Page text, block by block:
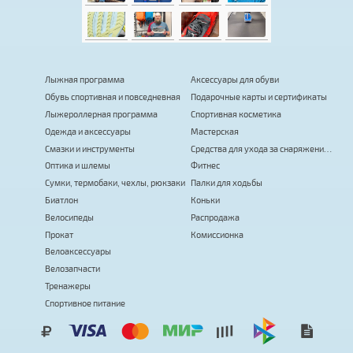
Лыжная программа
Обувь спортивная и повседневная
Лыжероллерная программа
Одежда и аксессуары
Смазки и инструменты
Оптика и шлемы
Сумки, термобаки, чехлы, рюкзаки
Биатлон
Велосипеды
Прокат
Велоаксессуары
Велозапчасти
Тренажеры
Спортивное питание
Аксессуары для обуви
Подарочные карты и сертификаты
Спортивная косметика
Мастерская
Средства для ухода за снаряжением
Фитнес
Палки для ходьбы
Коньки
Распродажа
Комиссионка